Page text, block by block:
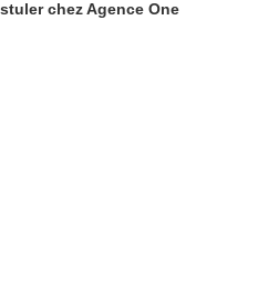
chez Agence One